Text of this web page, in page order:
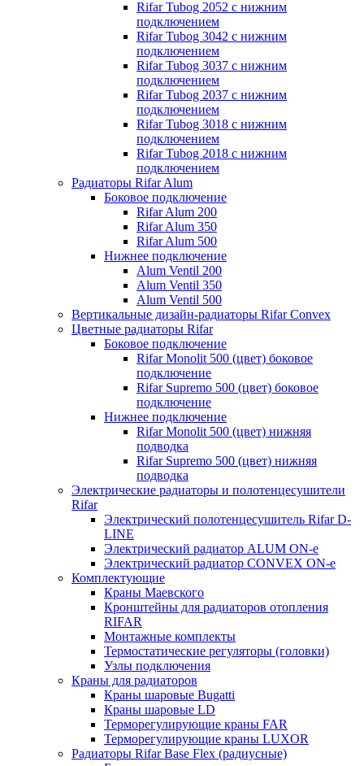
Rifar Tubog 2052 с нижним
подключением
Rifar Tubog 3042 с нижним
подключением
Rifar Tubog 3037 с нижним
подключением
Rifar Tubog 2037 с нижним
подключением
Rifar Tubog 3018 с нижним
подключением
Rifar Tubog 2018 с нижним
подключением
Радиаторы Rifar Alum
Боковое подключение
Rifar Alum 200
Rifar Alum 350
Rifar Alum 500
Нижнее подключение
Alum Ventil 200
Alum Ventil 350
Alum Ventil 500
Вертикальные дизайн-радиаторы Rifar Convex
Цветные радиаторы Rifar
Боковое подключение
Rifar Monolit 500 (цвет) боковое
подключение
Rifar Supremo 500 (цвет) боковое
подключение
Нижнее подключение
Rifar Monolit 500 (цвет) нижняя
подводка
Rifar Supremo 500 (цвет) нижняя
подводка
Электрические радиаторы и полотенцесушители
Rifar
Электрический полотенцесушитель Rifar D-
LINE
Электрический радиатор ALUM ON-e
Электрический радиатор CONVEX ON-e
Комплектующие
Краны Маевского
Кронштейны для радиаторов отопления
RIFAR
Монтажные комплекты
Термостатические регуляторы (головки)
Узлы подключения
Краны для радиаторов
Краны шаровые Bugatti
Краны шаровые LD
Терморегулирующие краны FAR
Терморегулирующие краны LUXOR
Радиаторы Rifar Base Flex (радиусные)